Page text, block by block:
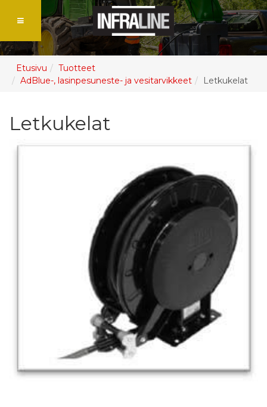
Etusivu
Tuotteet
AdBlue-, lasinpesuneste- ja vesitarvikkeet
Letkukelat
Letkukelat